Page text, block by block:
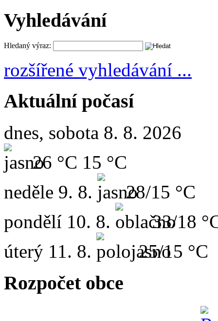
Vyhledávání
Hledaný výraz:
rozšířené vyhledávání ...
Aktuální počasí
dnes, sobota 8. 8. 2026
26 °C 15 °C
neděle 9. 8.
28/15 °C
pondělí 10. 8.
33/18
úterý 11. 8. 25/15 °C
Rozpočet obce